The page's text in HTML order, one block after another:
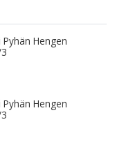
Pyhän Hengen
Pyhän Hengen